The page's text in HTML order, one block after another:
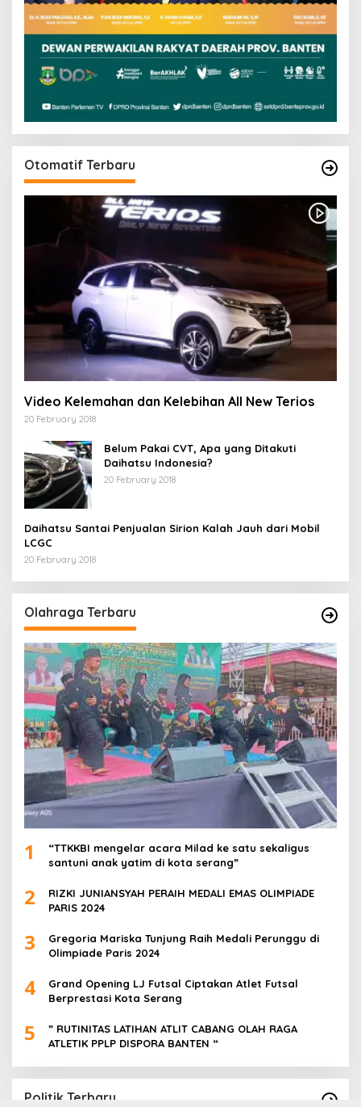
Otomatif Terbaru
Video Kelemahan dan Kelebihan All New Terios
20 February 2018
Belum Pakai CVT, Apa yang Ditakuti
Daihatsu Indonesia?
20 February 2018
Daihatsu Santai Penjualan Sirion Kalah Jauh dari Mobil
LCGC
20 February 2018
Olahraga Terbaru
1
“TTKKBI mengelar acara Milad ke satu sekaligus
santuni anak yatim di kota serang”
2
RIZKI JUNIANSYAH PERAIH MEDALI EMAS OLIMPIADE
PARIS 2024
3
Gregoria Mariska Tunjung Raih Medali Perunggu di
Olimpiade Paris 2024
4
Grand Opening LJ Futsal Ciptakan Atlet Futsal
Berprestasi Kota Serang
5
” RUTINITAS LATIHAN ATLIT CABANG OLAH RAGA
ATLETIK PPLP DISPORA BANTEN “
Politik Terbaru